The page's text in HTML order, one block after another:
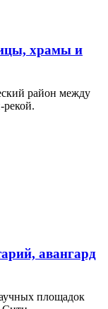
храмы и
район между
авангард
площадок